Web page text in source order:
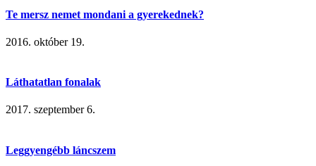
Te mersz nemet mondani a gyerekednek?
2016. október 19.
Láthatatlan fonalak
2017. szeptember 6.
Leggyengébb láncszem